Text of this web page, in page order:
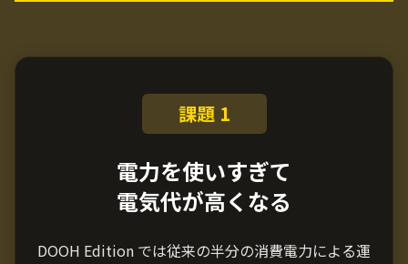
課題 1
電力を使いすぎて
電気代が高くなる
DOOH Edition では従来の半分の消費電力による運